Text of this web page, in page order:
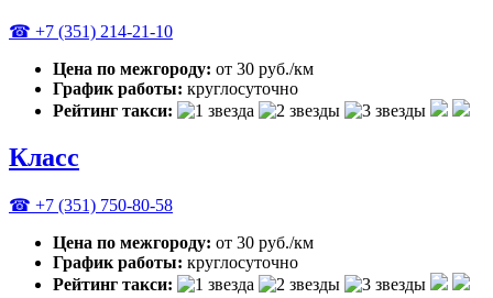
☎ +7 (351) 214-21-10
Цена по межгороду: от 30 руб./км
График работы: круглосуточно
Рейтинг такси:
Класс
☎ +7 (351) 750-80-58
Цена по межгороду: от 30 руб./км
График работы: круглосуточно
Рейтинг такси: